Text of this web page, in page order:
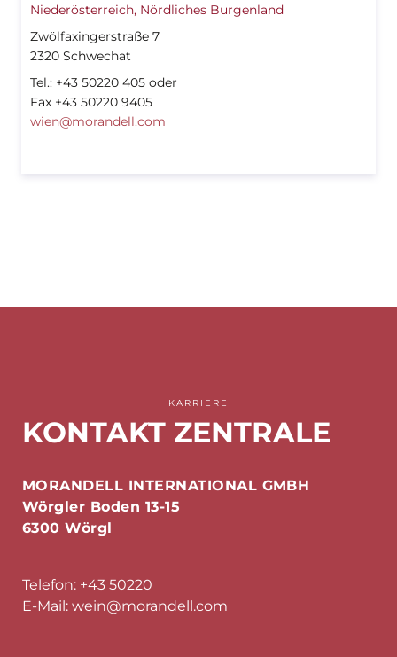
Niederösterreich, Nördliches Burgenland
Zwölfaxingerstraße 7
2320 Schwechat
Tel.: +43 50220 405 oder
Fax +43 50220 9405
wien@morandell.com
KARRIERE
KONTAKT ZENTRALE
MORANDELL INTERNATIONAL GMBH
Wörgler Boden 13-15
6300 Wörgl
Telefon: +43 50220
E-Mail: wein@morandell.com